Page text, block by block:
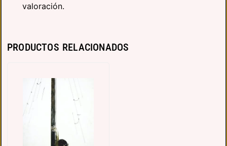
valoración.
PRODUCTOS RELACIONADOS